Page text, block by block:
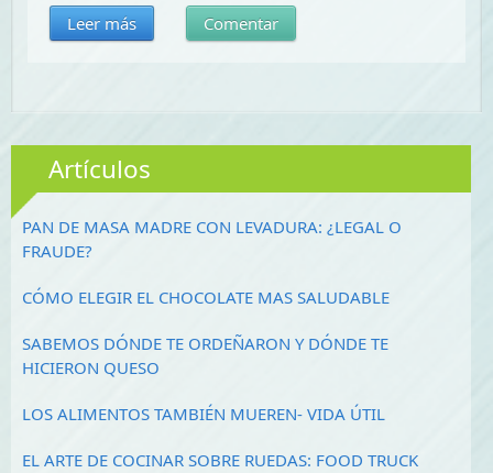
Leer más Comentar
Artículos
PAN DE MASA MADRE CON LEVADURA: ¿LEGAL O
FRAUDE?
CÓMO ELEGIR EL CHOCOLATE MAS SALUDABLE
SABEMOS DÓNDE TE ORDEÑARON Y DÓNDE TE
HICIERON QUESO
LOS ALIMENTOS TAMBIÉN MUEREN- VIDA ÚTIL
EL ARTE DE COCINAR SOBRE RUEDAS: FOOD TRUCK